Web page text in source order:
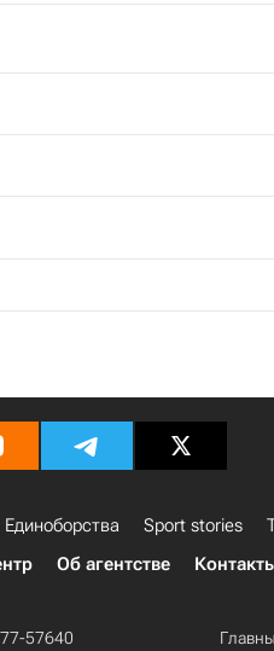
Единоборства Sport stories
Об агентстве
57640